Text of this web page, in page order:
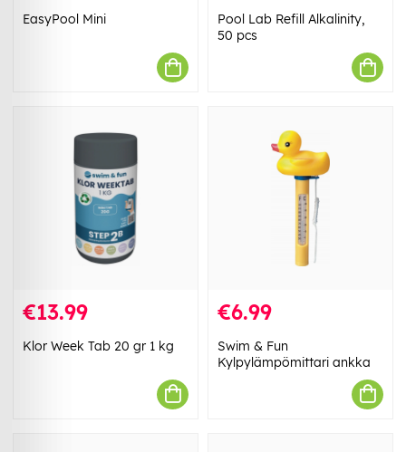
EasyPool Mini
Pool Lab Refill Alkalinity,
50 pcs
€13.99
Klor Week Tab 20 gr 1 kg
€6.99
Swim & Fun
Kylpylämpömittari ankka